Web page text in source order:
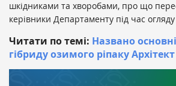
шкідниками та хворобами, про що
керівники Департаменту під час огляду
Читати по темі: Названо
гібриду озимого ріпаку Архітект